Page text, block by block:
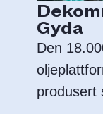
Gyda
Den
produsert